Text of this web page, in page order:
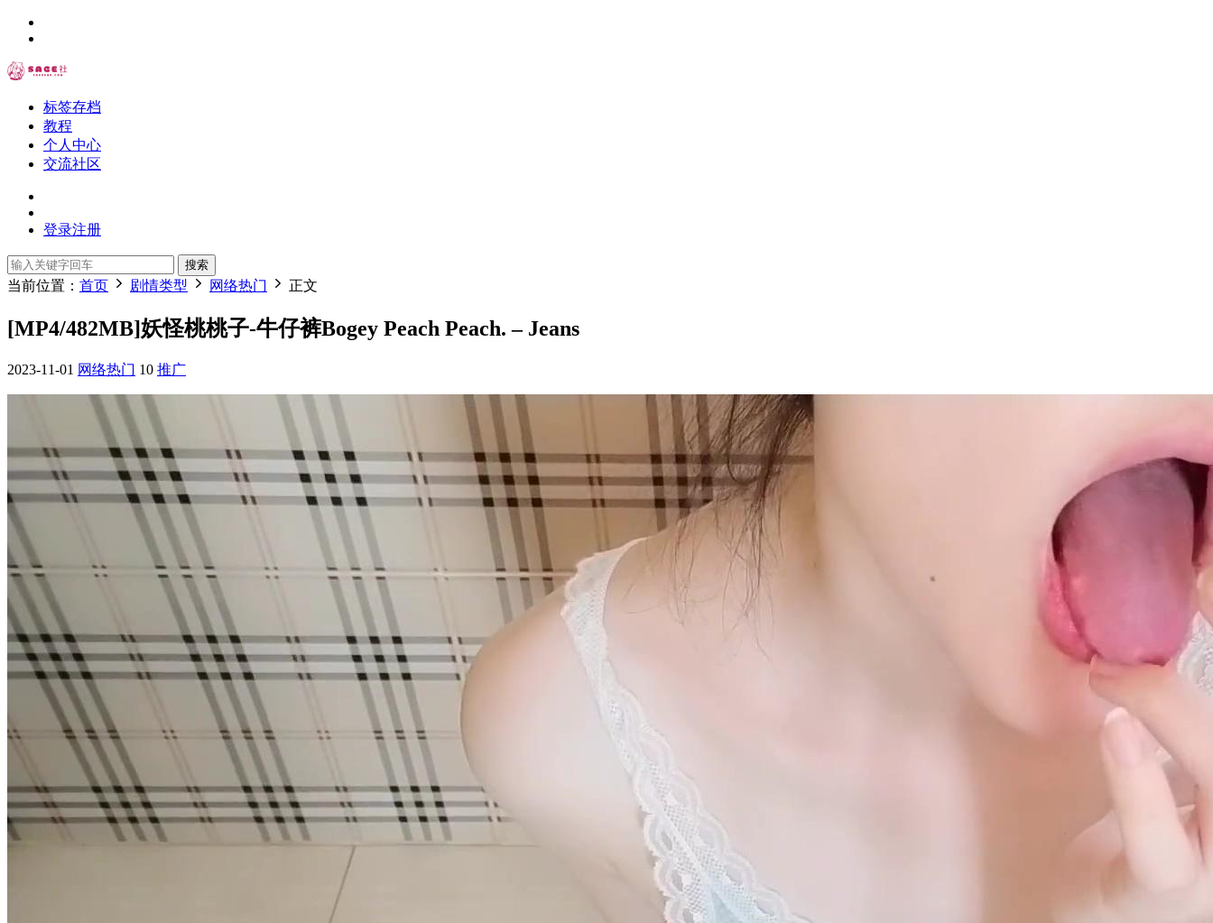
标签存档
教程
个人中心
交流社区
登录注册
搜索
当前位置： 首页 剧情类型 网络热门 正文
[MP4/482MB]妖怪桃桃子-牛仔裤Bogey Peach Peach. – Jeans
2023-11-01 网络热门 10 推广